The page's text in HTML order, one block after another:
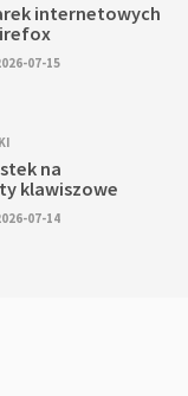
internetowych
07-15
na
klawiszowe
07-14